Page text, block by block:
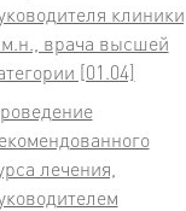
клиники,
врача высшей
[01.04]
лечения,